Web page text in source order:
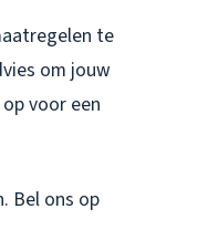
te
om jouw
voor een
Bel ons op